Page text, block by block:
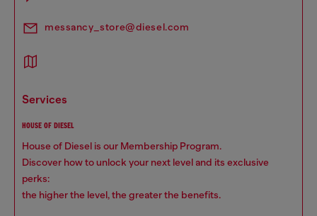
messancy_store@diesel.com
services
HOUSE OF DIESEL
House of Diesel is our Membership Program.
Discover how to unlock your next level and its exclusive
perks:
the higher the level, the greater the benefits.